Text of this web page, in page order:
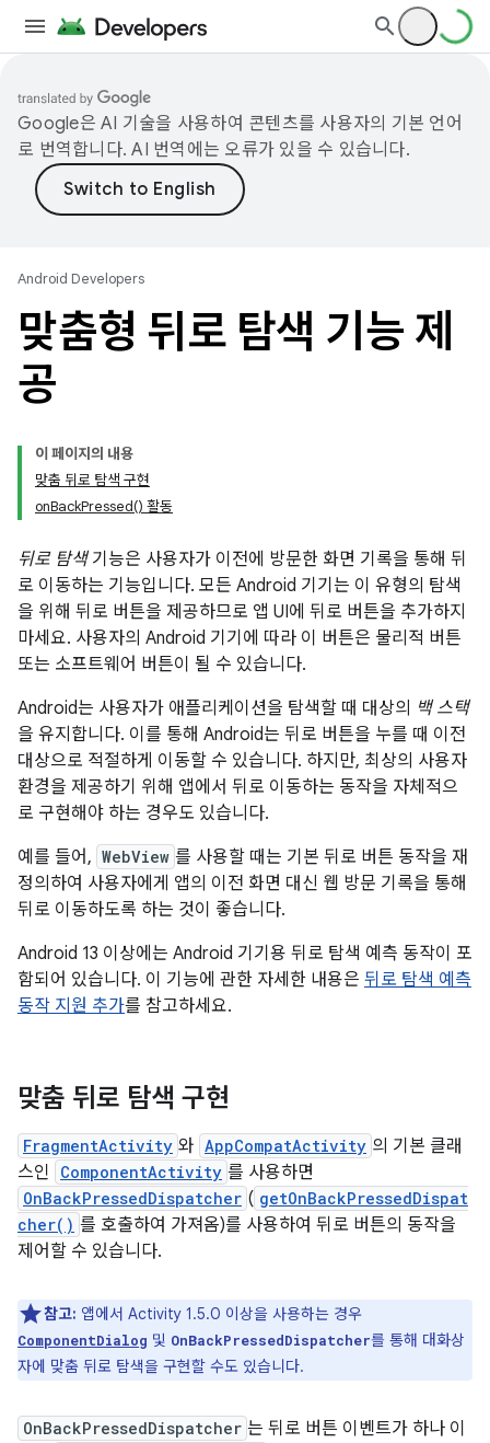
Google은 AI 기술을 사용하여 콘텐츠를 사용자의 기본 언어
로 번역합니다. AI 번역에는 오류가 있을 수 있습니다.
Android Developers
맞춤형 뒤로 탐색 기능 제
공
이 페이지의 내용
맞춤 뒤로 탐색 구현
onBackPressed() 활동
뒤로 탐색기능은 사용자가 이전에 방문한 화면 기록을 통해 뒤
로 이동하는 기능입니다. 모든 Android 기기는 이 유형의 탐색
을 위해 뒤로 버튼을 제공하므로 앱 UI에 뒤로 버튼을 추가하지
마세요. 사용자의 Android 기기에 따라 이 버튼은 물리적 버튼
또는 소프트웨어 버튼이 될 수 있습니다.
Android는 사용자가 애플리케이션을 탐색할 때 대상의 백 스택
을 유지합니다. 이를 통해 Android는 뒤로 버튼을 누를 때 이전
대상으로 적절하게 이동할 수 있습니다. 하지만, 최상의 사용자
환경을 제공하기 위해 앱에서 뒤로 이동하는 동작을 자체적으
로 구현해야 하는 경우도 있습니다.
예를 들어, WebView 를 사용할 때는 기본 뒤로 버튼 동작을 재
정의하여 사용자에게 앱의 이전 화면 대신 웹 방문 기록을 통해
뒤로 이동하도록 하는 것이 좋습니다.
Android 13 이상에는 Android 기기용 뒤로 탐색 예측 동작이 포
함되어 있습니다. 이 기능에 관한 자세한 내용은 뒤로 탐색 예측
동작 지원 추가를 참고하세요.
맞춤 뒤로 탐색 구현
FragmentActivity 와 AppCompatActivity 의 기본 클래
스인
ComponentActivity 를 사용하면
OnBackPressedDispatcher ( getOnBackPressedDispat
cher() 를 호출하여 가져옴)를 사용하여 뒤로 버튼의 동작을
제어할 수 있습니다.
참고: 앱에서 Activity 1.5.0 이상을 사용하는 경우
ComponentDialog 및 OnBackPressedDispatcher를 통해 대화상
자에 맞춤 뒤로 탐색을 구현할 수도 있습니다.
OnBackPressedDispatcher 는 뒤로 버튼 이벤트가 하나 이